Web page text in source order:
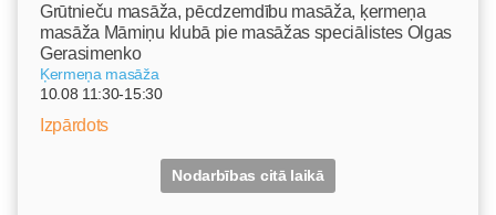
Grūtnieču masāža, pēcdzemdību masāža, ķermeņa
masāža Māmiņu klubā pie masāžas speciālistes Olgas
Gerasimenko
Ķermeņa masāža
10.08 11:30-15:30
Izpārdots
Nodarbības citā laikā